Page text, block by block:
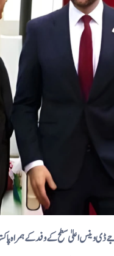
اعلیٰ سطح کے وفد کے ہمراہ